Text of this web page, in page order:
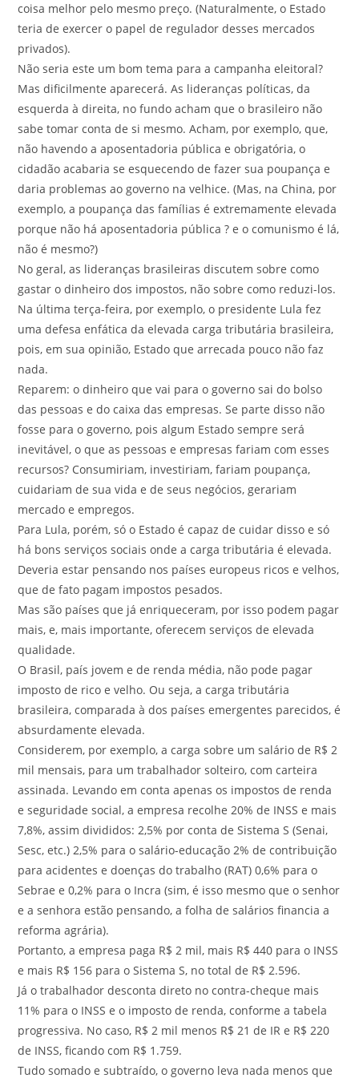
coisa melhor pelo mesmo preço. (Naturalmente, o Estado
teria de exercer o papel de regulador desses mercados
privados).
Não seria este um bom tema para a campanha eleitoral?
Mas dificilmente aparecerá. As lideranças políticas, da
esquerda à direita, no fundo acham que o brasileiro não
sabe tomar conta de si mesmo. Acham, por exemplo, que,
não havendo a aposentadoria pública e obrigatória, o
cidadão acabaria se esquecendo de fazer sua poupança e
daria problemas ao governo na velhice. (Mas, na China, por
exemplo, a poupança das famílias é extremamente elevada
porque não há aposentadoria pública ? e o comunismo é lá,
não é mesmo?)
No geral, as lideranças brasileiras discutem sobre como
gastar o dinheiro dos impostos, não sobre como reduzi-los.
Na última terça-feira, por exemplo, o presidente Lula fez
uma defesa enfática da elevada carga tributária brasileira,
pois, em sua opinião, Estado que arrecada pouco não faz
nada.
Reparem: o dinheiro que vai para o governo sai do bolso
das pessoas e do caixa das empresas. Se parte disso não
fosse para o governo, pois algum Estado sempre será
inevitável, o que as pessoas e empresas fariam com esses
recursos? Consumiriam, investiriam, fariam poupança,
cuidariam de sua vida e de seus negócios, gerariam
mercado e empregos.
Para Lula, porém, só o Estado é capaz de cuidar disso e só
há bons serviços sociais onde a carga tributária é elevada.
Deveria estar pensando nos países europeus ricos e velhos,
que de fato pagam impostos pesados.
Mas são países que já enriqueceram, por isso podem pagar
mais, e, mais importante, oferecem serviços de elevada
qualidade.
O Brasil, país jovem e de renda média, não pode pagar
imposto de rico e velho. Ou seja, a carga tributária
brasileira, comparada à dos países emergentes parecidos, é
absurdamente elevada.
Considerem, por exemplo, a carga sobre um salário de R$ 2
mil mensais, para um trabalhador solteiro, com carteira
assinada. Levando em conta apenas os impostos de renda
e seguridade social, a empresa recolhe 20% de INSS e mais
7,8%, assim divididos: 2,5% por conta de Sistema S (Senai,
Sesc, etc.) 2,5% para o salário-educação 2% de contribuição
para acidentes e doenças do trabalho (RAT) 0,6% para o
Sebrae e 0,2% para o Incra (sim, é isso mesmo que o senhor
e a senhora estão pensando, a folha de salários financia a
reforma agrária).
Portanto, a empresa paga R$ 2 mil, mais R$ 440 para o INSS
e mais R$ 156 para o Sistema S, no total de R$ 2.596.
Já o trabalhador desconta direto no contra-cheque mais
11% para o INSS e o imposto de renda, conforme a tabela
progressiva. No caso, R$ 2 mil menos R$ 21 de IR e R$ 220
de INSS, ficando com R$ 1.759.
Tudo somado e subtraído, o governo leva nada menos que